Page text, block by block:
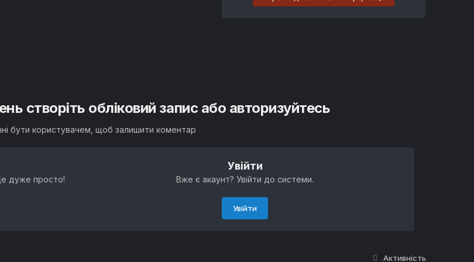
створіть обліковий запис або авторизуйтесь
бути користувачем, щоб залишити коментар
дуже просто!
Увійти
Вже є акаунт? Увійти до системи.
Увійти
Активність